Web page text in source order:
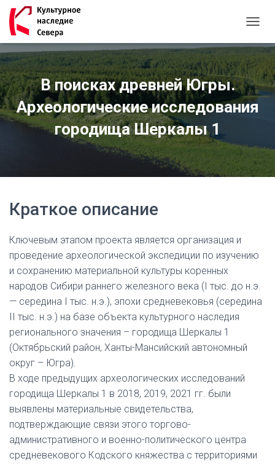
O
G
L
E
N
A
G
A
В поисках древней Югры.
Археологические исследования
городища Шеркалы 1
Краткое описание
Ключевым этапом проекта является организация и
проведение археологической экспедиции по изучению
и сохранению материальной культуры коренных
народов Сибири раннего железного века (I тыс. до н.э.
— середина I тыс. н.э.), эпохи средневековья (середина
II тыс. н.э.) на базе объекта культурного наследия
регионального значения – городища Шеркалы 1
(Октябрьский район, Ханты-Мансийский автономный
округ – Югра).
В ходе предыдущих археологических исследований
городища Шеркалы 1 в 2018, 2019, 2021 гг. были
выявлены материальные свидетельства,
подтверждающие связи этого торгово-
административного и военно-политического центра
средневекового Кодского княжества с территориями